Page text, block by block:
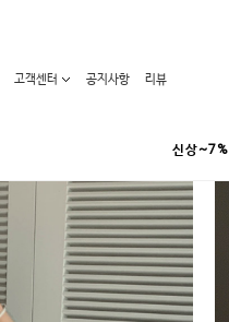
고객센터 공지사항 리뷰
신상~7%
스
코디아이템